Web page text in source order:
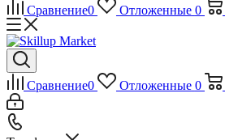
Сравнение0 Отложенные 0
Сравнение0 Отложенные 0